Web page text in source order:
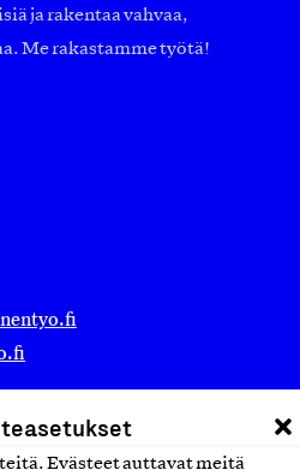
Evästeet auttavat meitä
ja rakentaa vahvaa,
Me rakastamme työtä!